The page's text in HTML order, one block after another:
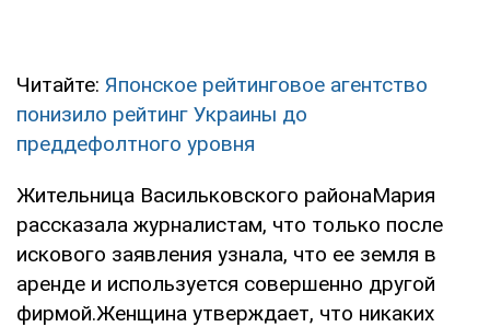
Читайте: Японское рейтинговое агентство
понизило рейтинг Украины до
преддефолтного уровня
Жительница Васильковского районаМария
рассказала журналистам, что только после
искового заявления узнала, что ее земля в
аренде и используется совершенно другой
фирмой.Женщина утверждает, что никаких